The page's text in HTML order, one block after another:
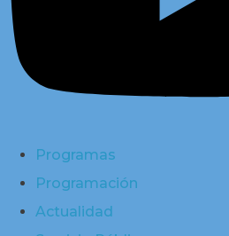
Programas
Programación
Actualidad